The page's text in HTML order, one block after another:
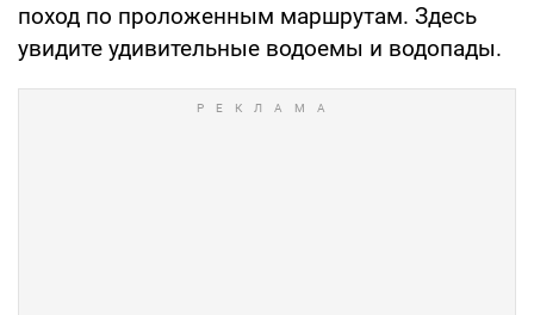
поход по проложенным маршрутам. Здесь
увидите удивительные водоемы и водопады.